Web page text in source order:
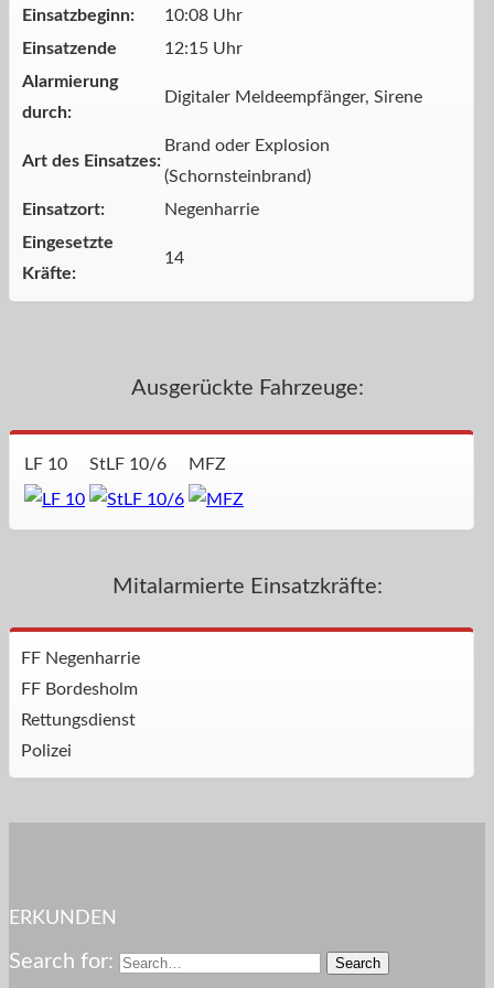
Einsatzbeginn:
10:08 Uhr
Einsatzende
12:15 Uhr
Alarmierung
durch:
Digitaler Meldeempfänger, Sirene
Art des Einsatzes:
Brand oder Explosion
(Schornsteinbrand)
Einsatzort:
Negenharrie
Eingesetzte
Kräfte:
14
Ausgerückte Fahrzeuge:
LF 10 StLF 10/6 MFZ
Mitalarmierte Einsatzkräfte:
FF Negenharrie
FF Bordesholm
Rettungsdienst
Polizei
ERKUNDEN
Search for: